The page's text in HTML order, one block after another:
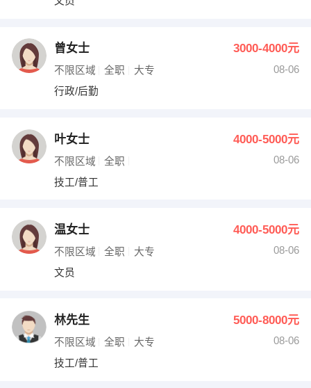
曾女士 3000-4000元
不限区域 全职 大专
08-06
行政/后勤
叶女士 4000-5000元
不限区域 全职
08-06
技工/普工
温女士 4000-5000元
不限区域 全职 大专
08-06
文员
林先生 5000-8000元
不限区域 全职 大专
08-06
技工/普工